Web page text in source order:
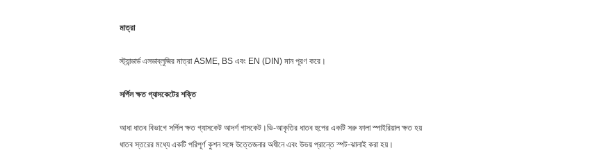
মাত্রা
স্ট্যান্ডার্ড এসডাব্লুজির মাত্রা ASME, BS এবং EN (DIN) মান পূরণ করে।
সর্পিল ক্ষত গ্যাসকেটের শক্তি
আধা ধাতব বিভাগে সর্পিল ক্ষত গ্যাসকেট আদর্শ গাসকেট।ভি-আকৃতির ধাতব হুপের একটি সরু ফালা স্পাইরিয়াল ক্ষত হয়
ধাতব স্তরের মধ্যে একটি পরিপূর্ণ কুশন সঙ্গে উত্তেজনার অধীনে এবং উভয় প্রান্তে স্পট-ঝালাই করা হয়।